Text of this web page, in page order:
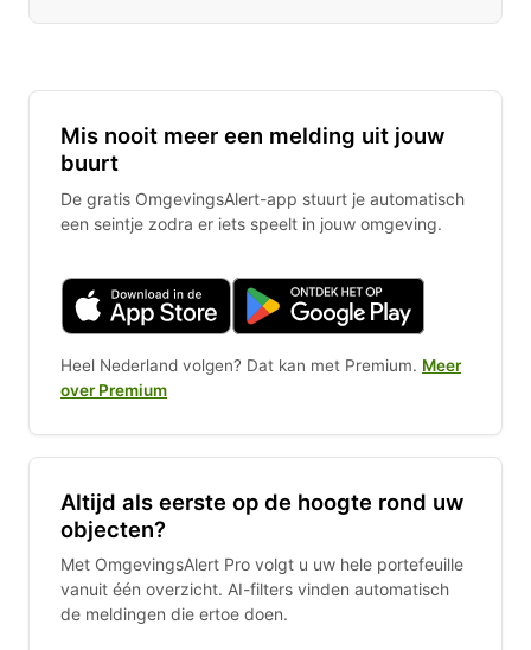
Mis nooit meer een melding uit jouw
buurt
De gratis OmgevingsAlert-app stuurt je automatisch
een seintje zodra er iets speelt in jouw omgeving.
Heel Nederland volgen? Dat kan met Premium. Meer
over Premium
Altijd als eerste op de hoogte rond uw
objecten?
Met OmgevingsAlert Pro volgt u uw hele portefeuille
vanuit één overzicht. AI-filters vinden automatisch
de meldingen die ertoe doen.